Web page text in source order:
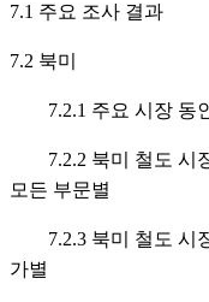
7.1 주요 조사 결과
7.2 북미
7.2.1 주요 시장 동
7.2.2 북미 철도 시장
모든 부문별
7.2.3 북미 철도 시장
가별